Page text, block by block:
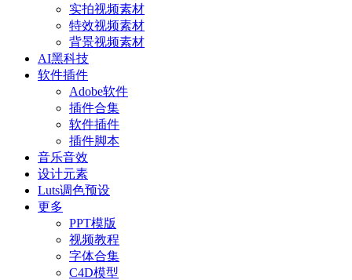
实拍视频素材
特效视频素材
背景视频素材
AI黑科技
软件插件
Adobe软件
插件合集
软件插件
插件脚本
音乐音效
设计元素
Luts调色预设
更多
PPT模版
视频教程
字体合集
C4D模型